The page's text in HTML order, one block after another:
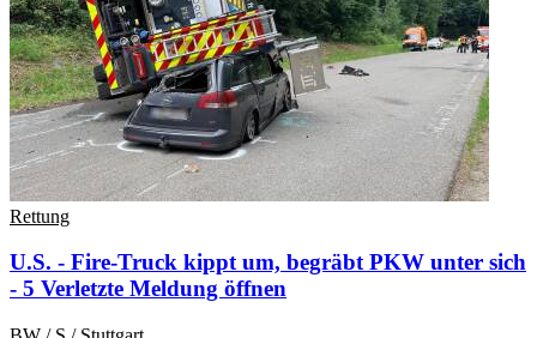
Rettung
U.S. - Fire-Truck kippt um, begräbt PKW unter sich
- 5 Verletzte Meldung öffnen